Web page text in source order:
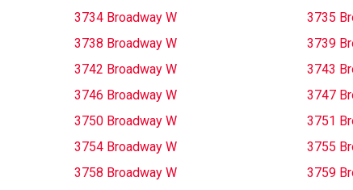
3734 Broadway W 3735
3738 Broadway W 3739
3742 Broadway W 3743
3746 Broadway W 3747
3750 Broadway W 3751
3754 Broadway W 3755
3758 Broadway W 3759